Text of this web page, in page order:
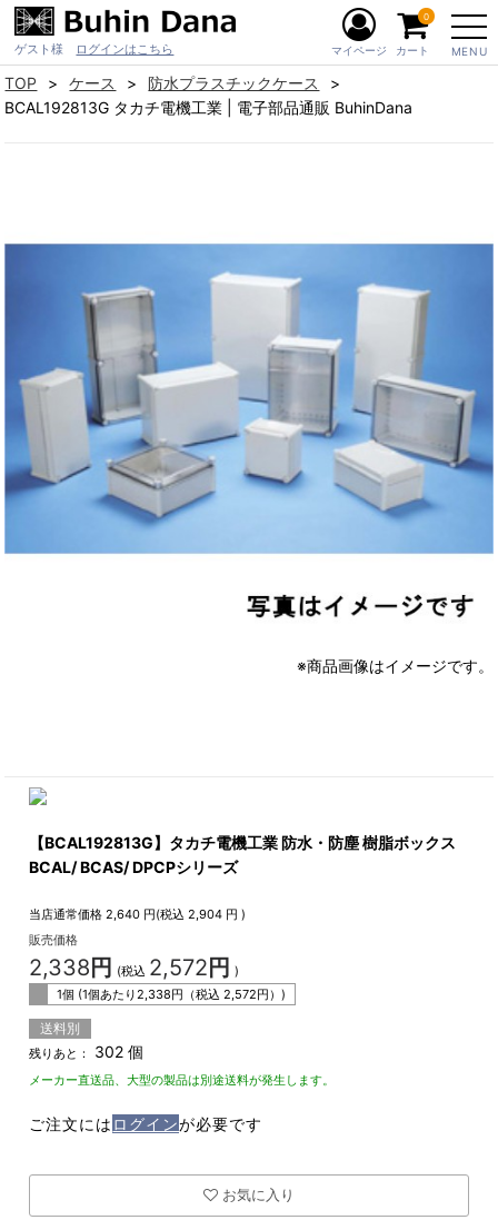
ゲスト様 ログインはこちら MENU
マイページ カート
0
TOP ケース
防水プラスチックケース
BCAL192813G タカチ電機工業 | 電子部品通販 BuhinDana
※商品画像はイメージです。
【BCAL192813G】タカチ電機工業 防水・防塵 樹脂ボックス
BCAL/ BCAS/ DPCPシリーズ
当店通常価格 2,640 円(税込 2,904 円 )
販売価格
2,338 円 (税込 2,572 円 )
1個 (1個あたり 2,338円（税込 2,572円）)
送料別
残りあと： 302 個
メーカー直送品、大型の製品は別途送料が発生します。
ご注文には ログインが必要です
お気に入り